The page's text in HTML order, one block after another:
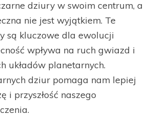
dziury w swoim centrum, a
nie jest wyjątkiem. Te
są kluczowe dla ewolucji
wpływa na ruch gwiazd i
układów planetarnych.
dziur pomaga nam lepiej
i przyszłość naszego